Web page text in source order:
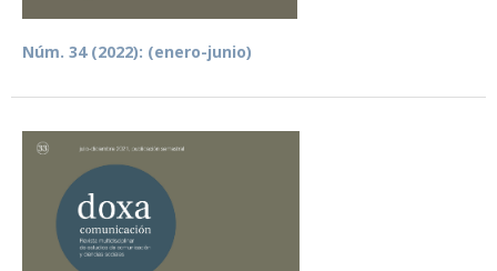
Núm. 34 (2022): (enero-junio)